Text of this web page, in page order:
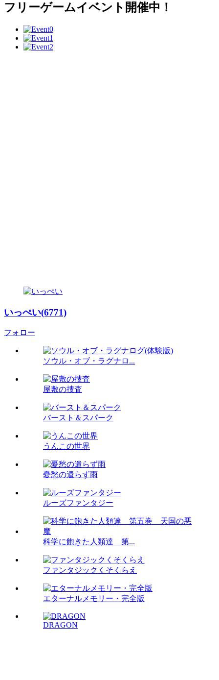
フリーゲームイベント開催中！
いっぺい(6771)
フォロー
ソウル・オブ・ラグナロ...
屋敷の捜査
バースト＆スパーク
うんこの世界
憂愁の遣らず雨
ルーズファンタジー
科学に飽きた人類達 第...
ファンタジックくそくらえ
エターナルメモリー・完全版
DRAGON